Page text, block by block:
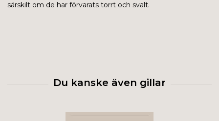
särskilt om de har förvarats torrt och svalt.